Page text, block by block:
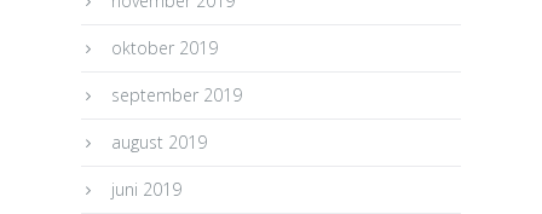
oktober 2019
september 2019
august 2019
juni 2019